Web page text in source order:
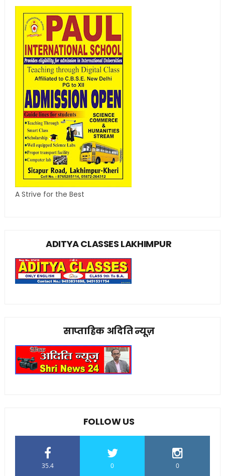
A Strive for the Best
ADITYA CLASSES LAKHIMPUR
साप्ताहिक अदिति न्यूज़
FOLLOW US
35.4 0 0